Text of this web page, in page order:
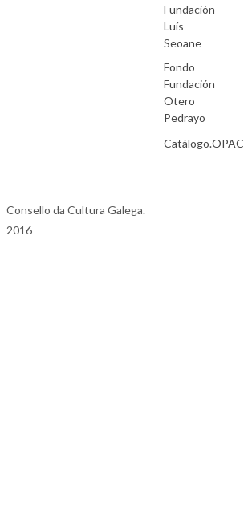
Fundación
Luís
Seoane
Fondo
Fundación
Otero
Pedrayo
Catálogo.OPAC
Consello da Cultura Galega.
2016